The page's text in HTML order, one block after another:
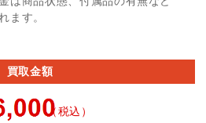
ます。
買取金額
（税込）